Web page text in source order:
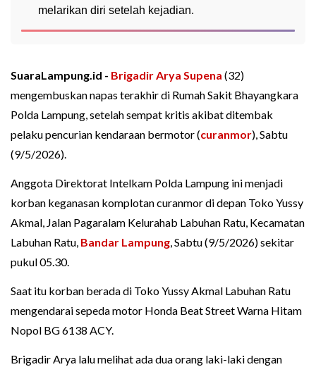
melarikan diri setelah kejadian.
SuaraLampung.id - Brigadir Arya Supena (32)
mengembuskan napas terakhir di Rumah Sakit Bhayangkara
Polda Lampung, setelah sempat kritis akibat ditembak
pelaku pencurian kendaraan bermotor (curanmor), Sabtu
(9/5/2026).
Anggota Direktorat Intelkam Polda Lampung ini menjadi
korban keganasan komplotan curanmor di depan Toko Yussy
Akmal, Jalan Pagaralam Kelurahab Labuhan Ratu, Kecamatan
Labuhan Ratu, Bandar Lampung, Sabtu (9/5/2026) sekitar
pukul 05.30.
Saat itu korban berada di Toko Yussy Akmal Labuhan Ratu
mengendarai sepeda motor Honda Beat Street Warna Hitam
Nopol BG 6138 ACY.
Brigadir Arya lalu melihat ada dua orang laki-laki dengan